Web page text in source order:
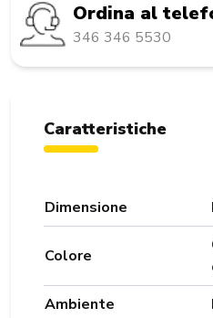
Ordina al
346 346 5530
Caratteristiche
Dimensione
Colore
Ambiente